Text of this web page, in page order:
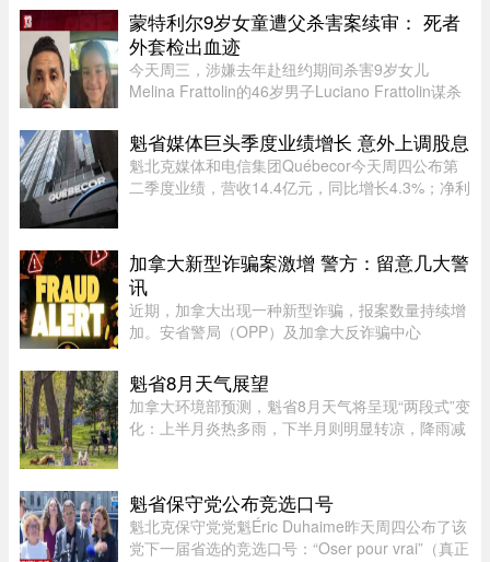
美狠话少了许多，火药味也 ...
蒙特利尔9岁女童遭父杀害案续审： 死者
外套检出血迹
今天周三，涉嫌去年赴纽约期间杀害9岁女儿
Melina Frattolin的46岁男子Luciano Frattolin谋杀
Luciano Frattolin被控二级谋杀及藏匿尸体，两项
罪名均不认罪，自2025年7月被捕以 ...
魁省媒体巨头季度业绩增长 意外上调股息
魁北克媒体和电信集团Québecor今天周四公布第
二季度业绩，营收14.4亿元，同比增长4.3%；净利
4%至12.3亿元，过去一年新增2 ...
加拿大新型诈骗案激增 警方：留意几大警
讯
近期，加拿大出现一种新型诈骗，报案数量持续增
加。安省警局（OPP）及加拿大反诈骗中心
府机构，已针对这类手法日益复杂的骗局发出警
告。加拿大四大电信公司——罗渣士 ...
魁省8月天气展望
加拿大环境部预测，魁省8月天气将呈现“两段式”变
化：上半月炎热多雨，下半月则明显转凉，降雨减
平，而南部地区气温则略低 ...
魁省保守党公布竞选口号
魁北克保守党党魁Éric Duhaime昨天周四公布了该
党下一届省选的竞选口号：“Oser pour vrai”（真正